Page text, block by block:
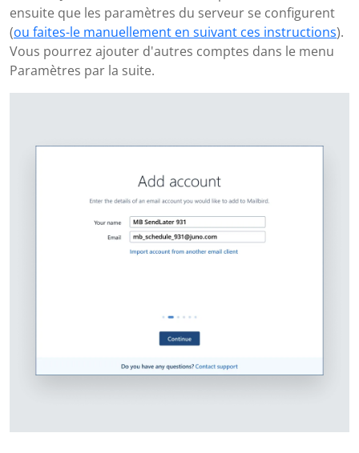
ensuite que les paramètres du serveur se configurent
(ou faites-le manuellement en suivant ces instructions).
Vous pourrez ajouter d'autres comptes dans le menu
Paramètres par la suite.